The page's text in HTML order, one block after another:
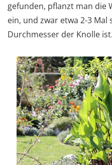
gefunden, pflanzt man die
ein, und zwar etwa 2-3 Mal
Durchmesser der Knolle ist.